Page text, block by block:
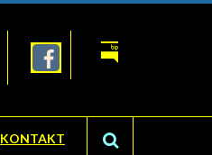
KONTAKT